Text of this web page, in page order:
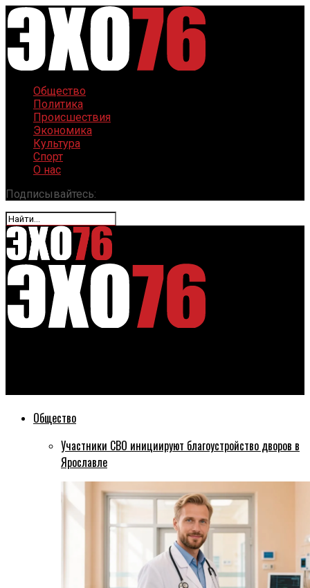
Общество
Политика
Происшествия
Экономика
Культура
Спорт
О нас
Подписывайтесь:
Общество
Участники СВО инициируют благоустройство дворов в
Ярославле